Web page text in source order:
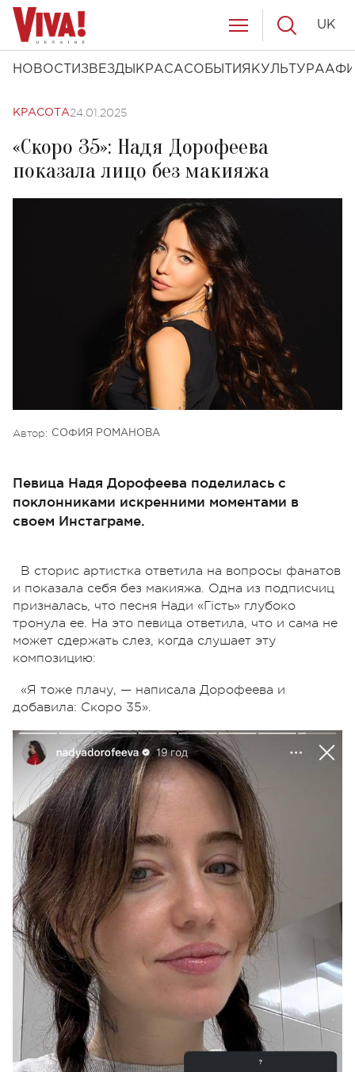
НОВОСТИ ЗВЕЗДЫ КРАСАСОБЫТИЯ КУЛЬТУРА
UK
КРАСОТА24.01.2025
«Скоро 35»: Надя Дорофеева
показала лицо без макияжа
Автор: СОФИЯ РОМАНОВА
Певица Надя Дорофеева поделилась с
поклонниками искренними моментами в
своем Инстаграме.
В сторис артистка ответила на вопросы фанатов
и показала себя без макияжа. Одна из подписчиц
призналась, что песня Нади «Гість» глубоко
тронула ее. На это певица ответила, что и сама не
может сдержать слез, когда слушает эту
композицию:
«Я тоже плачу, — написала Дорофеева и
добавила: Скоро 35».